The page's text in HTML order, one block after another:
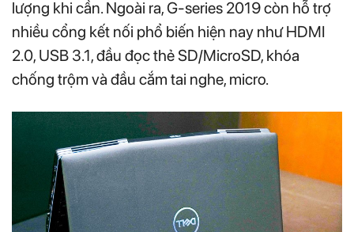
lượng khi cần. Ngoài ra, G-series 2019 còn hỗ trợ
nhiều cổng kết nối phổ biến hiện nay như HDMI
2.0, USB 3.1, đầu đọc thẻ SD/MicroSD, khóa
chống trộm và đầu cắm tai nghe, micro.